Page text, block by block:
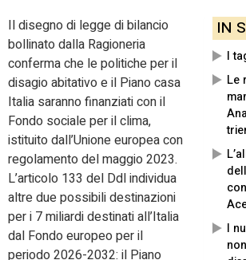
IN
I
Le
I
Il disegno di legge di bilancio
bollinato dalla Ragioneria
conferma che le politiche per il
disagio abitativo e il Piano casa
Italia saranno finanziati con il
Fondo sociale per il clima,
istituito dall’Unione europea con
regolamento del maggio 2023.
L’articolo 133 del Ddl individua
altre due possibili destinazioni
per i 7 miliardi destinati all’Italia
dal Fondo europeo per il
periodo 2026-2032: il Piano